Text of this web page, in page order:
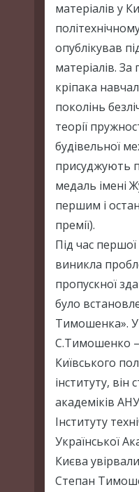
матеріалів у
опублікував
матеріалів.
кріпака
поколінь
теорії
будівельної
присуджують
медаль імені
першим і
премії).
Під час першої
виникла
пропускної
було
Тимошенка». У
С.Тимошенко
Київського
інституту, він
академіків
Інституту
Української
Києва
Степан